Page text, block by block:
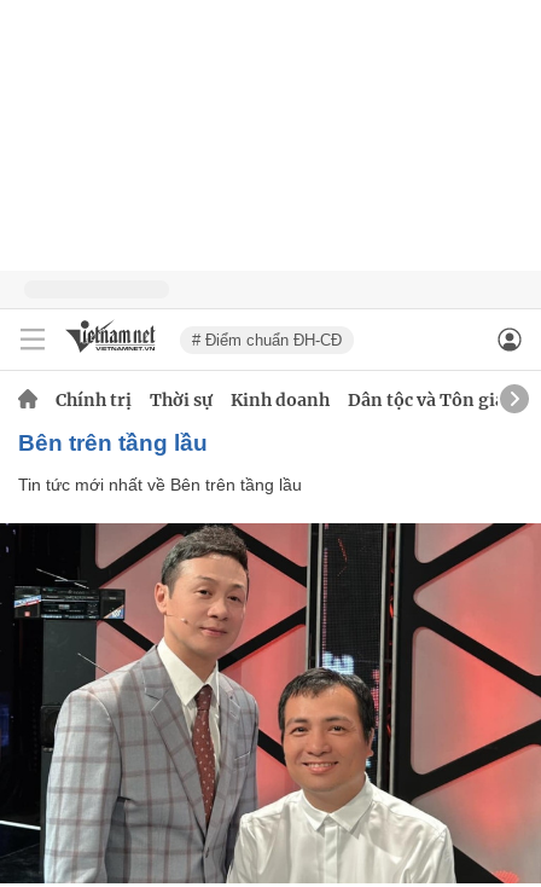
# Điểm chuẩn ĐH-CĐ
Chính trị Thời sự Kinh doanh Dân tộc và Tôn giáo
Bên trên tầng lầu
Tin tức mới nhất về Bên trên tầng lầu